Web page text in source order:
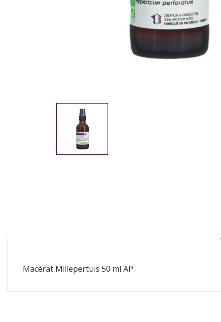
Macérat Millepertuis 50 ml AP